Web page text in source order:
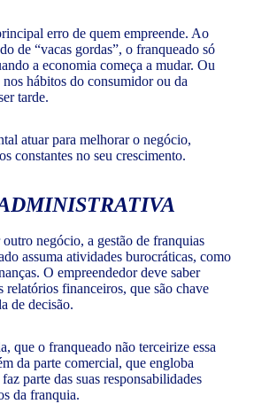
erro de quem empreende. Ao
de “vacas gordas”, o franqueado só
a economia começa a mudar. Ou
hábitos do consumidor ou da
tarde.
atuar para melhorar o negócio,
constantes no seu crescimento.
negócio, a gestão de franquias
assuma atividades burocráticas, como
O empreendedor deve saber
relatórios financeiros, que são chave
de decisão.
que o franqueado não terceirize essa
da parte comercial, que engloba
parte das suas responsabilidades
da franquia.